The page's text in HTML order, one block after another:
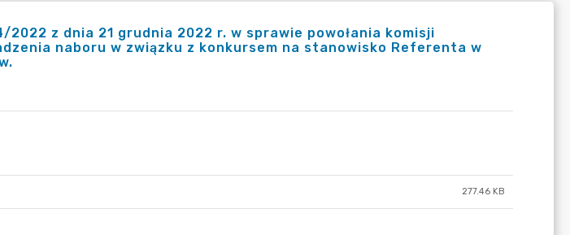
z dnia 21 grudnia 2022 r. w sprawie powołania komisji
naboru w związku z konkursem na stanowisko Referenta w
277.46 KB